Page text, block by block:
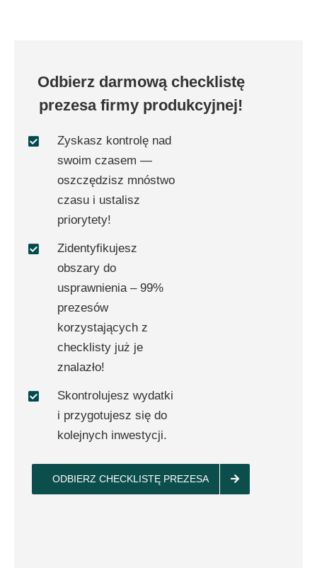
Odbierz darmową checklistę
prezesa firmy produkcyjnej!
Zyskasz kontrolę nad
swoim czasem —
oszczędzisz mnóstwo
czasu i ustalisz
priorytety!
Zidentyfikujesz
obszary do
usprawnienia – 99%
prezesów
korzystających z
checklisty już je
znalazło!
Skontrolujesz wydatki
i przygotujesz się do
kolejnych inwestycji.
ODBIERZ CHECKLISTĘ PREZESA